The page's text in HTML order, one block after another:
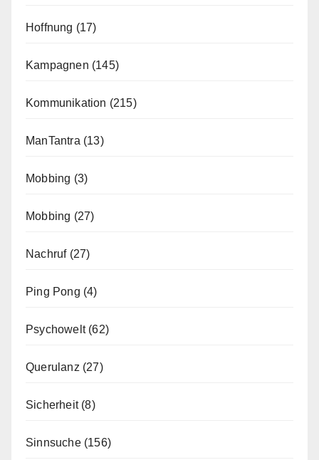
Hoffnung (17)
Kampagnen (145)
Kommunikation (215)
ManTantra(13)
Mobbing (3)
Mobbing (27)
Nachruf(27)
Ping Pong (4)
Psychowelt(62)
Querulanz(27)
Sicherheit(8)
Sinnsuche(156)